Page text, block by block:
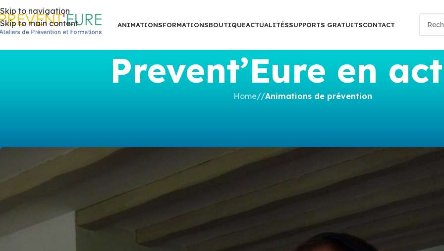
Skip to navigation
Skip to main content
ANIMATIONSFORMATIONSBOUTIQUEACTUALITÉSSUPPORTS GRATUITSCONTACT
Prevent’Eure en
Home/ Animations de prévention